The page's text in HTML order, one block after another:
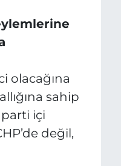
olacağına
sahip
içi
değil,